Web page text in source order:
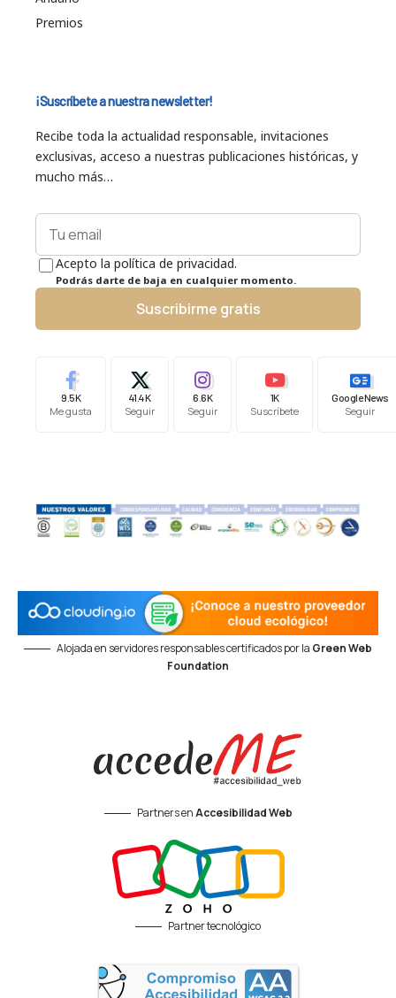
Premios
¡Suscríbete a nuestra newsletter!
Recibe toda la actualidad responsable, invitaciones
exclusivas, acceso a nuestras publicaciones históricas, y
mucho más…
Acepto la política de privacidad.
Podrás darte de baja en cualquier momento.
Suscribirme gratis
9.5K
Me gusta
41.4K
Seguir
6.6K
Seguir
1K
Suscríbete
Google News
Seguir
Alojada en servidores responsables certificados por la Green Web
Foundation
Partners enAccesibilidad Web
Partner tecnológico